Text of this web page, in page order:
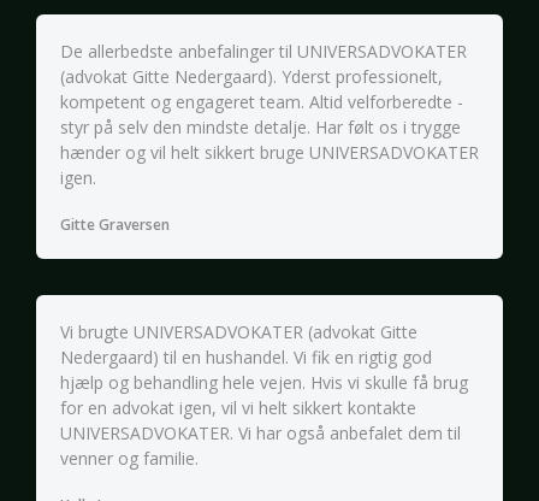
De allerbedste anbefalinger til UNIVERSADVOKATER
(advokat Gitte Nedergaard). Yderst professionelt,
kompetent og engageret team. Altid velforberedte -
styr på selv den mindste detalje. Har følt os i trygge
hænder og vil helt sikkert bruge UNIVERSADVOKATER
igen.
Gitte Graversen
Vi brugte UNIVERSADVOKATER (advokat Gitte
Nedergaard) til en hushandel. Vi fik en rigtig god
hjælp og behandling hele vejen. Hvis vi skulle få brug
for en advokat igen, vil vi helt sikkert kontakte
UNIVERSADVOKATER. Vi har også anbefalet dem til
venner og familie.